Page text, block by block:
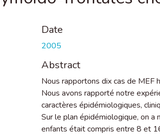
Date
2005
Abstract
Nous rapportons dix cas de MEF
Nous avons rapporté notre
caractères épidémiologiques,
Sur le plan épidémiologique, on a
enfants était compris entre 8 et